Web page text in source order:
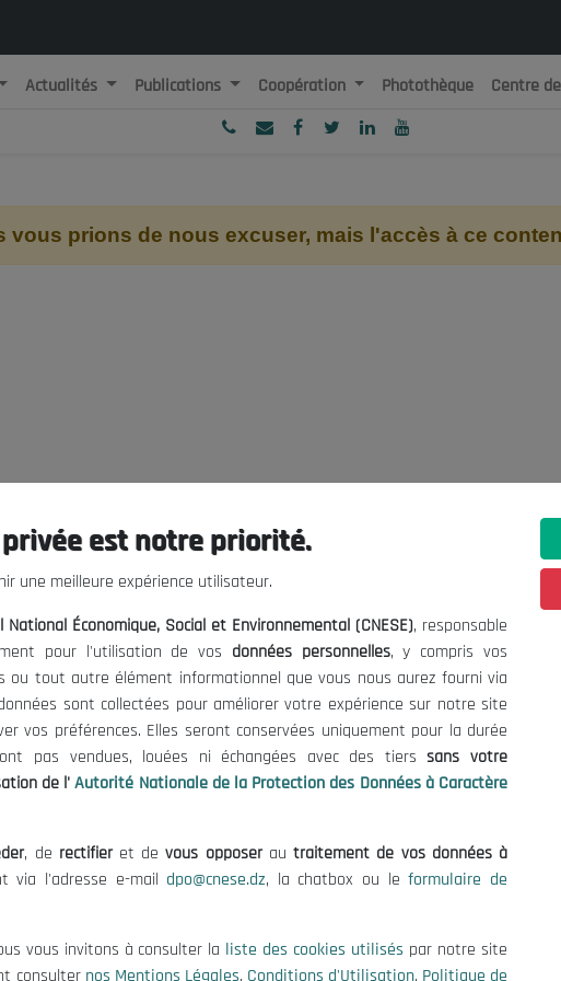
République Algérienne Démocratique et Populaire
Actualités Publications Coopération Photothèque Centre
vous prions de nous excuser, mais l'accès à ce
utiles
Légales
d'Utilisation
de Protection des Données
des Cookies
contact@cnese.dz
Suggestions ou Initiatives ?
Newsletter
Inscrivez-vous, soyez le premier à
nos dernières nouvelles.
Suivez-Nous!
© 2026 Conseil National Économique, Social et Environnemental
est notre priorité.
une meilleure expérience utilisateur.
National Économique, Social et Environnemental (CNESE), responsable
pour l'utilisation de vos données personnelles, y compris vos
ou tout autre élément informationnel que vous nous aurez fourni via
sont collectées pour améliorer votre expérience sur notre site
vos préférences. Elles seront conservées uniquement pour la durée
pas vendues, louées ni échangées avec des tierssans votre
de l' Autorité Nationale de la Protection des Données à Caractère
, de rectifieret devous opposerautraitement de vos données à
via l'adresse e-mail dpo@cnese.dz, la chatbox ou leformulaire de
vous invitons à consulter la liste des cookies utilisés par notre site
consulter nos Mentions Légales, Conditions d'Utilisation, Politique de